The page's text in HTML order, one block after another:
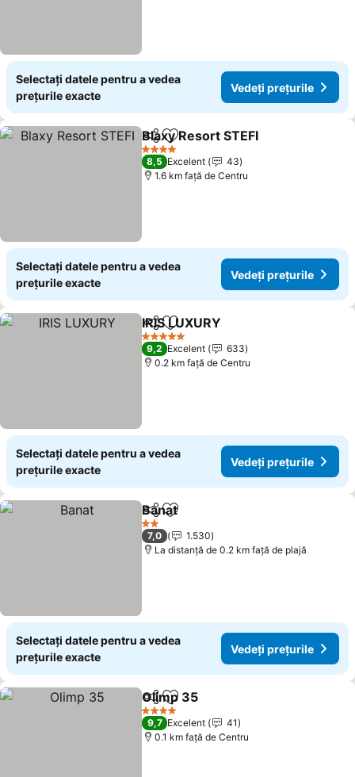
Selectați datele pentru a vedea
prețurile exacte
Vedeți prețurile
DistribuițiAdăugaţi la favorite
Blaxy Resort STEFI
4 Stele
8,5 Excelent
43
1.6 km faţă de Centru
Selectați datele pentru a vedea
prețurile exacte
Vedeți prețurile
DistribuițiAdăugaţi la favorite
IRIS LUXURY
5 Stele
9,2 Excelent
633
0.2 km faţă de Centru
Selectați datele pentru a vedea
prețurile exacte
Vedeți prețurile
DistribuițiAdăugaţi la favorite
Banat
2 Stele
7,0
1.530
La distanță de 0.2 km față de plajă
Selectați datele pentru a vedea
prețurile exacte
Vedeți prețurile
DistribuițiAdăugaţi la favorite
Olimp 35
4 Stele
9,7 Excelent
41
0.1 km faţă de Centru